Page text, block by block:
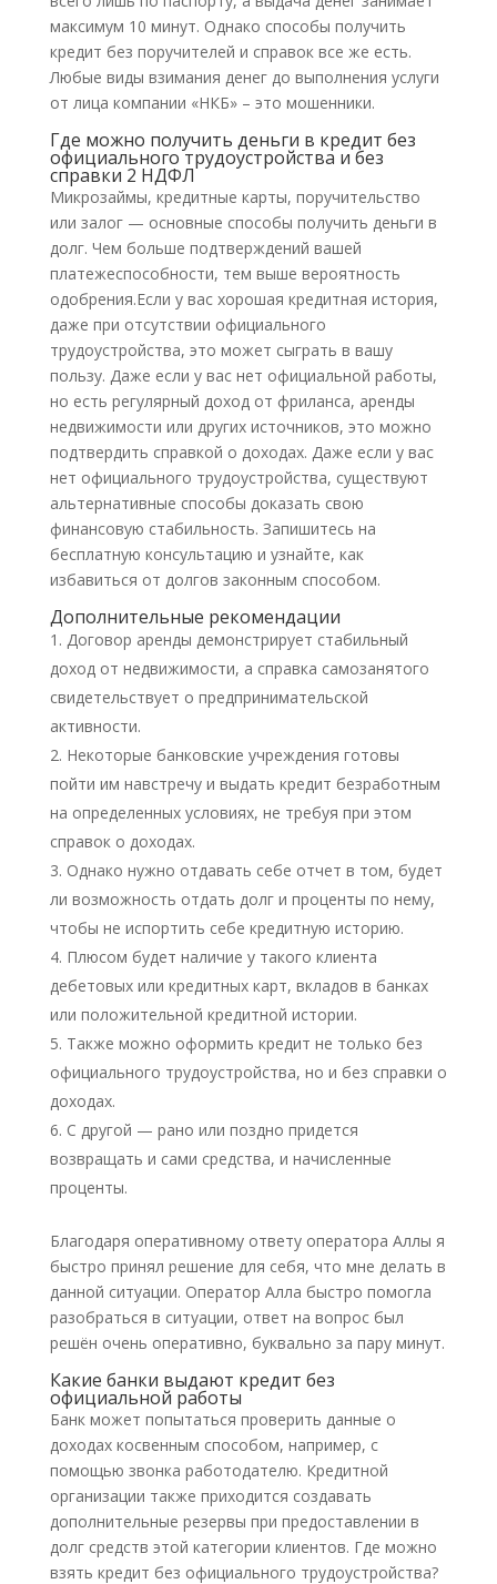
максимум 10 минут. Однако способы получить
кредит без поручителей и справок все же есть.
Любые виды взимания денег до выполнения услуги
от лица компании «НКБ» – это мошенники.
Где можно получить деньги в кредит без
официального трудоустройства и без
справки 2 НДФЛ
Микрозаймы, кредитные карты, поручительство
или залог — основные способы получить деньги в
долг. Чем больше подтверждений вашей
платежеспособности, тем выше вероятность
одобрения.Если у вас хорошая кредитная история,
даже при отсутствии официального
трудоустройства, это может сыграть в вашу
пользу. Даже если у вас нет официальной работы,
но есть регулярный доход от фриланса, аренды
недвижимости или других источников, это можно
подтвердить справкой о доходах. Даже если у вас
нет официального трудоустройства, существуют
альтернативные способы доказать свою
финансовую стабильность. Запишитесь на
бесплатную консультацию и узнайте, как
избавиться от долгов законным способом.
Дополнительные рекомендации
Договор аренды демонстрирует стабильный
доход от недвижимости, а справка самозанятого
свидетельствует о предпринимательской
активности.
Некоторые банковские учреждения готовы
пойти им навстречу и выдать кредит безработным
на определенных условиях, не требуя при этом
справок о доходах.
Однако нужно отдавать себе отчет в том, будет
ли возможность отдать долг и проценты по нему,
чтобы не испортить себе кредитную историю.
Плюсом будет наличие у такого клиента
дебетовых или кредитных карт, вкладов в банках
или положительной кредитной истории.
Также можно оформить кредит не только без
официального трудоустройства, но и без справки о
доходах.
С другой — рано или поздно придется
возвращать и сами средства, и начисленные
проценты.
Благодаря оперативному ответу оператора Аллы я
быстро принял решение для себя, что мне делать в
данной ситуации. Оператор Алла быстро помогла
разобраться в ситуации, ответ на вопрос был
решён очень оперативно, буквально за пару минут.
Какие банки выдают кредит без
официальной работы
Банк может попытаться проверить данные о
доходах косвенным способом, например, с
помощью звонка работодателю. Кредитной
организации также приходится создавать
дополнительные резервы при предоставлении в
долг средств этой категории клиентов. Где можно
взять кредит без официального трудоустройства?